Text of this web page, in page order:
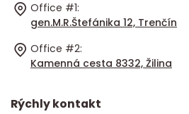
Office #1:
gen.M.R.Štefánika 12, Trenčín
Office #2:
Kamenná cesta 8332, Žilina
Rýchly kontakt